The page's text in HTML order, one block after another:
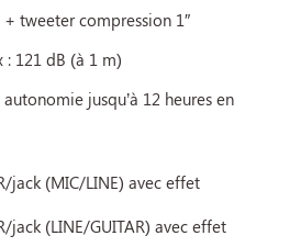
tweeter compression 1″
: 121 dB (à 1 m)
jusqu’à 12 heures en
jack (MIC/LINE) avec effet
jack (LINE/GUITAR) avec effet